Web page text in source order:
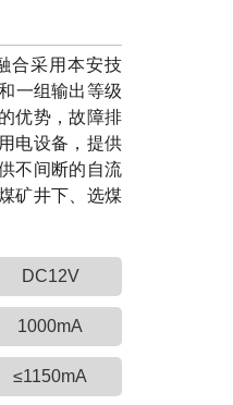
合采用本安技
一组输出等级
优势，故障排
电设备，提供
不间断的自流
矿井下、选煤
DC12V
1000mA
≤1150mA